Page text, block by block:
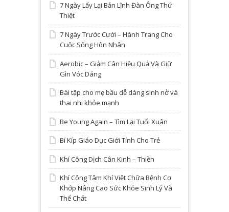
7 Ngày Lấy Lại Bản Lĩnh Đàn Ông Thứ
Thiệt
7 Ngày Trước Cưới – Hành Trang Cho
Cuộc Sống Hôn Nhân
Aerobic – Giảm Cân Hiệu Quả Và Giữ
Gìn Vóc Dáng
Bài tập cho mẹ bầu dễ dàng sinh nở và
thai nhi khỏe mạnh
Be Young Again – Tìm Lại Tuổi Xuân
Bí Kíp Giáo Dục Giới Tính Cho Trẻ
Khí Công Dịch Cân Kinh – Thiền
Khí Công Tâm Khí Việt Chữa Bệnh Cơ
Khớp Nâng Cao Sức Khỏe Sinh Lý Và
Thể Chất